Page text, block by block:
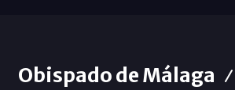
Obispado de Málaga